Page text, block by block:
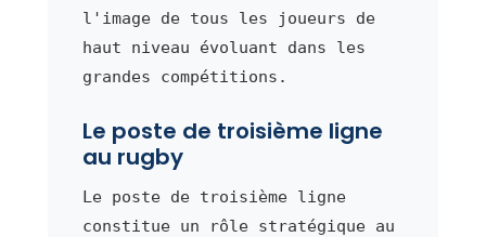
l'image de tous les joueurs de
haut niveau évoluant dans les
grandes compétitions.
Le poste de troisième ligne
au rugby
Le poste de troisième ligne
constitue un rôle stratégique au